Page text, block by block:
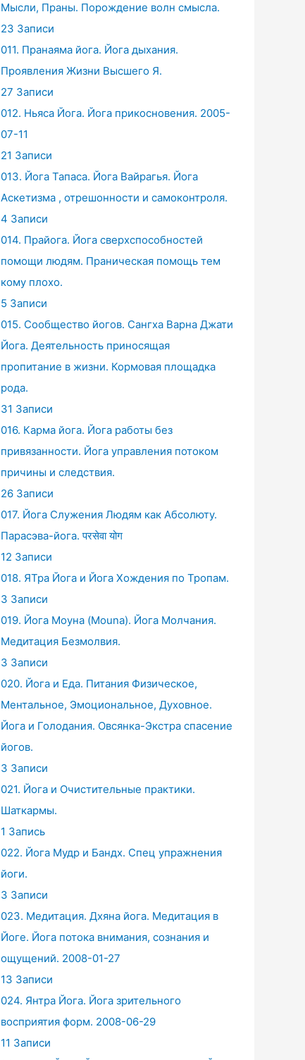
Мысли, Праны. Порождение волн смысла.
23 Записи
011. Пранаяма йога. Йога дыхания.
Проявления Жизни Высшего Я.
27 Записи
012. Ньяса Йога. Йога прикосновения. 2005-
07-11
21 Записи
013. Йога Тапаса. Йога Вайрагья. Йога
Аскетизма , отрешонности и самоконтроля.
4 Записи
014. Прайога. Йога сверхспособностей
помощи людям. Праническая помощь тем
кому плохо.
5 Записи
015. Сообщество йогов. Сангха Варна Джати
Йога. Деятельность приносящая
пропитание в жизни. Кормовая площадка
рода.
31 Записи
016. Карма йога. Йога работы без
привязанности. Йога управления потоком
причины и следствия.
26 Записи
017. Йога Служения Людям как Абсолюту.
Парасэва-йога. परसेवा योग
12 Записи
018. ЯТра Йога и Йога Хождения по Тропам.
3 Записи
019. Йога Моуна (Mouna). Йога Молчания.
Медитация Безмолвия.
3 Записи
020. Йога и Еда. Питания Физическое,
Ментальное, Эмоциональное, Духовное.
Йога и Голодания. Овсянка-Экстра спасение
йогов.
3 Записи
021. Йога и Очистительные практики.
Шаткармы.
1 Запись
022. Йога Мудр и Бандх. Спец упражнения
йоги.
3 Записи
023. Медитация. Дхяна йога. Медитация в
Йоге. Йога потока внимания, сознания и
ощущений. 2008-01-27
13 Записи
024. Янтра Йога. Йога зрительного
восприятия форм. 2008-06-29
11 Записи